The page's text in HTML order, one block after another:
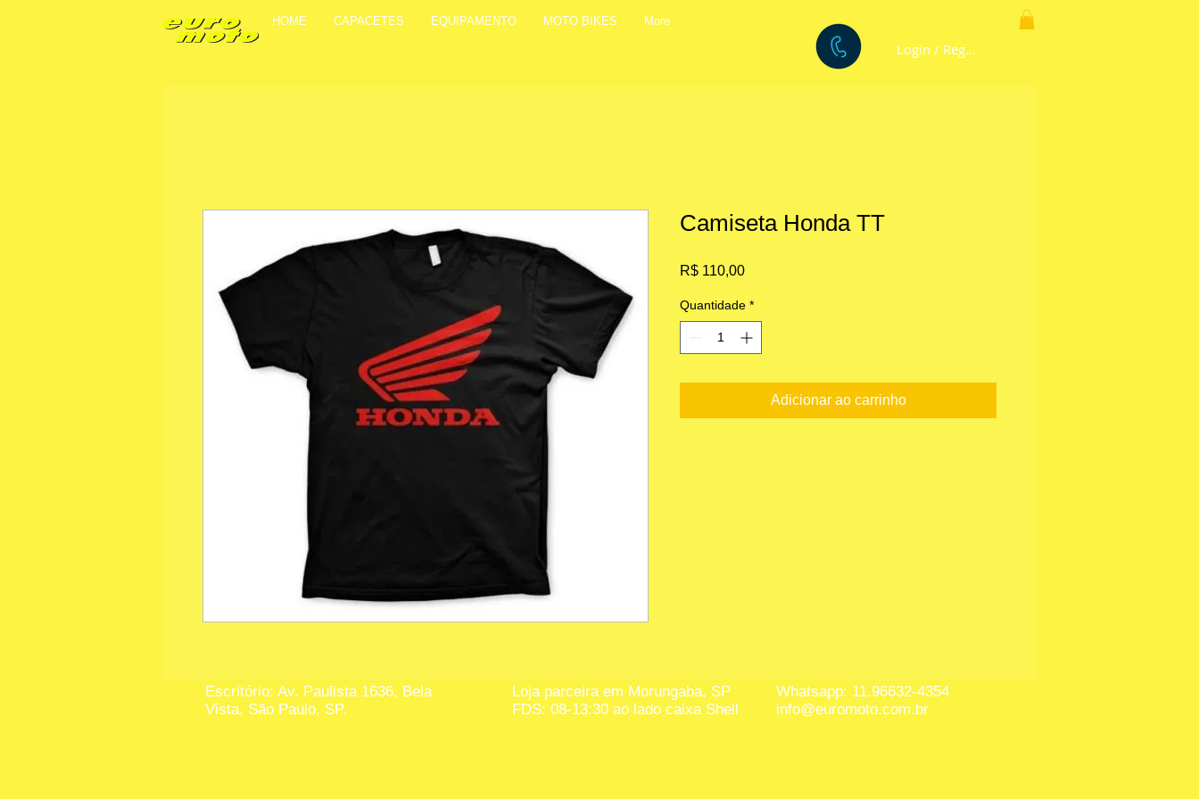
HOME CAPACETES EQUIPAMENTO MOTO BIKES More
Login / Registre-se
Camiseta Honda TT
R$ 110,00Preço
Quantidade *
Adicionar ao carrinho
Escritório: Av. Paulista 1636, Bela
Vista, São Paulo, SP.
Loja parceira em Morungaba, SP
FDS: 08-13:30 ao lado caixa Shell
Whatsapp: 11.96632-4354
info@euromoto.com.br